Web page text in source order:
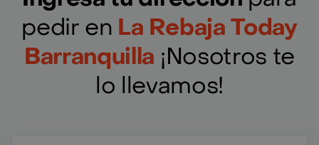
pedir en La Rebaja Today
Barranquilla ¡Nosotros te
lo llevamos!